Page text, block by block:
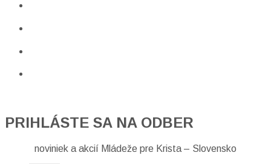
PRIHLÁSTE SA NA ODBER
noviniek a akcií Mládeže pre Krista – Slovensko